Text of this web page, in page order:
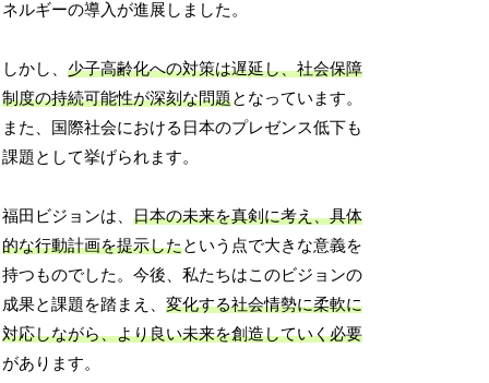
ネルギーの導入が進展しました。
しかし、少子高齢化への対策は遅延し、社会保障
制度の持続可能性が深刻な問題となっています。
また、国際社会における日本のプレゼンス低下も
課題として挙げられます。
福田ビジョンは、日本の未来を真剣に考え、具体
的な行動計画を提示したという点で大きな意義を
持つものでした。今後、私たちはこのビジョンの
成果と課題を踏まえ、変化する社会情勢に柔軟に
対応しながら、より良い未来を創造していく必要
があります。